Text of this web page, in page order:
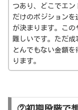
つあり、どこでエ
だけのポジション
が決まります。こ
難しいです。ただ成
とんでもない金額
ります。